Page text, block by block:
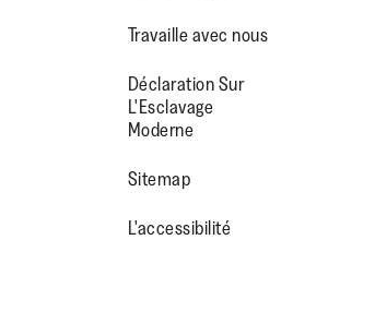
FITFLOPFOOTWEAR
Travaille avec nous
Déclaration Sur
L'Esclavage
Moderne
Sitemap
L'accessibilité